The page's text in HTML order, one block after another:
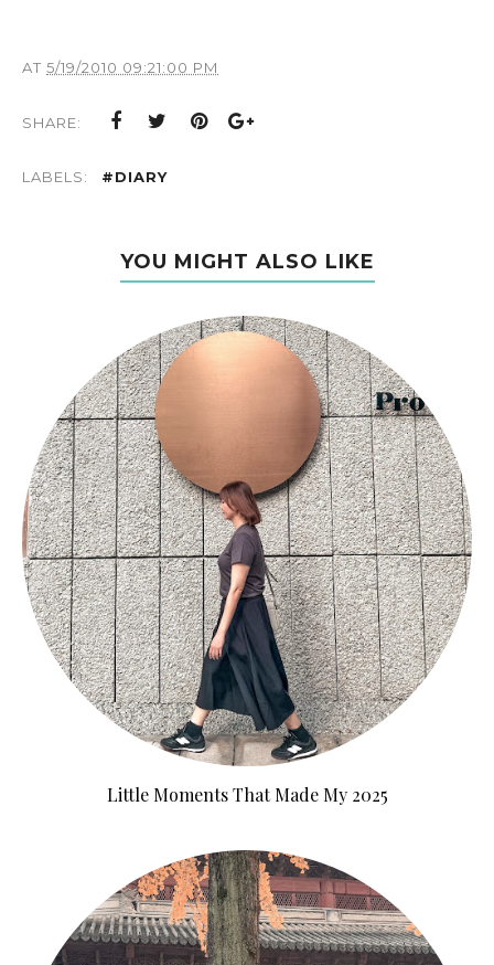
AT 5/19/2010 09:21:00 PM
SHARE:
LABELS: #DIARY
YOU MIGHT ALSO LIKE
Little Moments That Made My 2025